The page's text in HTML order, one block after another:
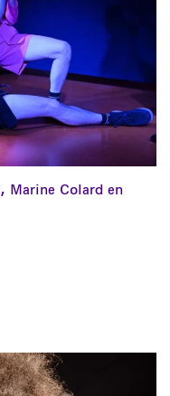
Marine Colard en